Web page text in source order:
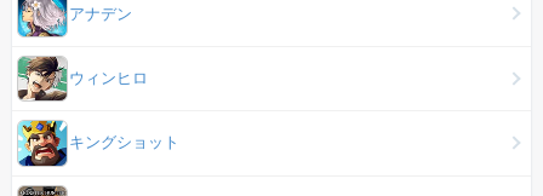
アナデン
ウィンヒロ
キングショット